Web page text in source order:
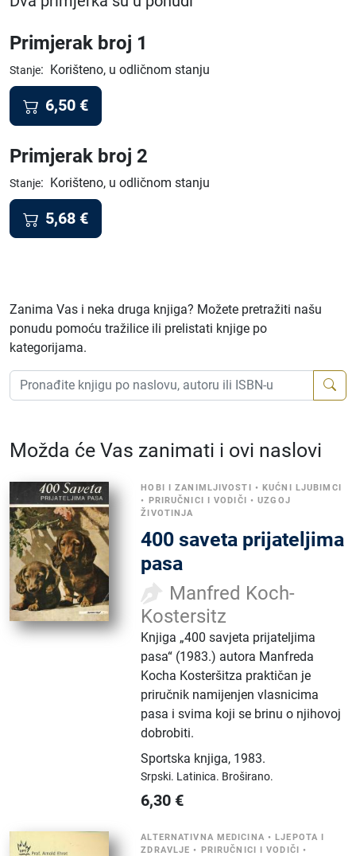
Primjerak broj 1
Stanje: Korišteno, u odličnom stanju
6,50 €
Primjerak broj 2
Stanje: Korišteno, u odličnom stanju
5,68 €
Zanima Vas i neka druga knjiga? Možete pretražiti našu
ponudu pomoću tražilice ili prelistati knjige po
kategorijama.
Možda će Vas zanimati i ovi naslovi
HOBI I ZANIMLJIVOSTI • KUĆNI LJUBIMCI
•
PRIRUČNICI I VODIČI •UZGOJ
ŽIVOTINJA
400 saveta prijateljima
pasa
Manfred Koch-
Kostersitz
Knjiga „400 savjeta prijateljima
pasa“ (1983.) autora Manfreda
Kocha Kosteršitza praktičan je
priručnik namijenjen vlasnicima
pasa i svima koji se brinu o njihovoj
dobrobiti.
Sportska knjiga, 1983.
Srpski. Latinica. Broširano.
6,30 €
ALTERNATIVNA MEDICINA • LJEPOTA I
ZDRAVLJE • PRIRUČNICI I VODIČI •